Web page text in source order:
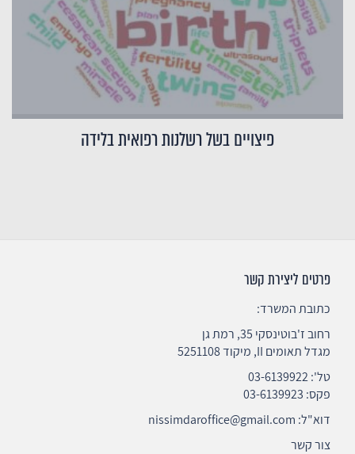
פיצויים בשל רשלנות רפואית בלידה
פרטים ליצירת קשר
כתובת המשרד:
רחוב ז'בוטינסקי 35, רמת גן
מגדל תאומים II, מיקוד 5251108
טל':03-6139922
פקס: 03-6139923
דוא"ל: nissimdaroffice@gmail.com
צור קשר